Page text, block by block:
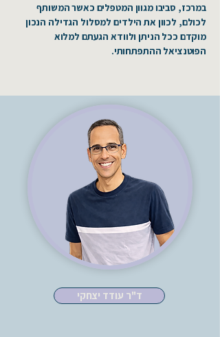
במרכז, סביבו מגוון המטפלים כאשר המשותף
לכולם, לכוון את הילדים למסלול הגדילה הנכון
מוקדם ככל הניתן ולוודא הגעתם למלוא
הפוטנציאל ההתפתחותי.
ד"ר עודד יצחקי